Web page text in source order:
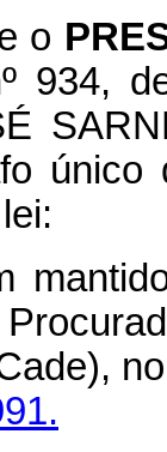
o
934,